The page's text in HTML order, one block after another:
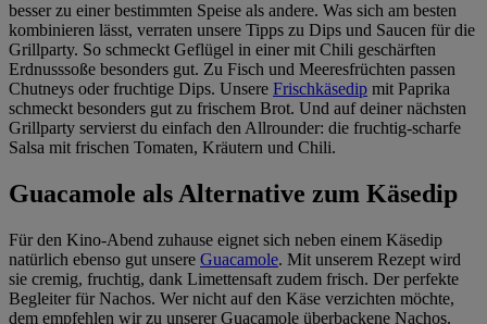
besser zu einer bestimmten Speise als andere. Was sich am besten
kombinieren lässt, verraten unsere Tipps zu Dips und Saucen für die
Grillparty. So schmeckt Geflügel in einer mit Chili geschärften
Erdnusssoße besonders gut. Zu Fisch und Meeresfrüchten passen
Chutneys oder fruchtige Dips. Unsere Frischkäsedip mit Paprika
schmeckt besonders gut zu frischem Brot. Und auf deiner nächsten
Grillparty servierst du einfach den Allrounder: die fruchtig-scharfe
Salsa mit frischen Tomaten, Kräutern und Chili.
Guacamole als Alternative zum Käsedip
Für den Kino-Abend zuhause eignet sich neben einem Käsedip
natürlich ebenso gut unsere Guacamole. Mit unserem Rezept wird
sie cremig, fruchtig, dank Limettensaft zudem frisch. Der perfekte
Begleiter für Nachos. Wer nicht auf den Käse verzichten möchte,
dem empfehlen wir zu unserer Guacamole überbackene Nachos.